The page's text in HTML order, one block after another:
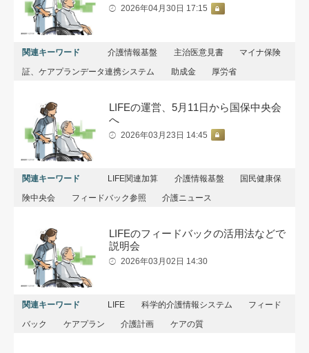
2026年04月30日 17:15
関連キーワード 介護情報基盤 主治医意見書
マイナ保険
証、ケアプランデータ連携システム
助成金 厚労省
LIFEの運営、5月11日から国保中央会
へ
2026年03月23日 14:45
関連キーワード LIFE関連加算 介護情報基盤
国民健康保
険中央会
フィードバック参照 介護ニュース
LIFEのフィードバックの活用法などで
説明会
2026年03月02日 14:30
関連キーワード LIFE 科学的介護情報システム
フィード
バック
ケアプラン 介護計画 ケアの質